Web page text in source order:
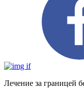
Лечение за границей